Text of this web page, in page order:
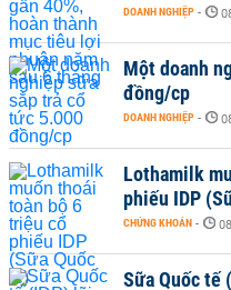
DOANH NGHIỆP -
Một doanh
đồng/cp
DOANH NGHIỆP -
Lothamilk
phiếu IDP
CHỨNG KHOÁN -
Sữa Quốc tế